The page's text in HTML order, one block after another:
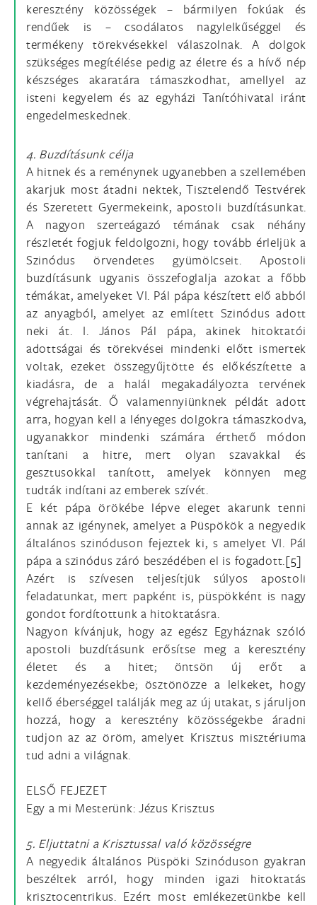
keresztény közösségek – bármilyen fokúak és
rendűek is – csodálatos nagylelkűséggel és
termékeny törekvésekkel válaszolnak. A dolgok
szükséges megítélése pedig az életre és a hívő nép
készséges akaratára támaszkodhat, amellyel az
isteni kegyelem és az egyházi Tanítóhivatal iránt
engedelmeskednek.
4. Buzdításunk célja
A hitnek és a reménynek ugyanebben a szellemében
akarjuk most átadni nektek, Tisztelendő Testvérek
és Szeretett Gyermekeink, apostoli buzdításunkat.
A nagyon szerteágazó témának csak néhány
részletét fogjuk feldolgozni, hogy tovább érleljük a
Szinódus örvendetes gyümölcseit. Apostoli
buzdításunk ugyanis összefoglalja azokat a főbb
témákat, amelyeket VI. Pál pápa készített elő abból
az anyagból, amelyet az említett Szinódus adott
neki át. I. János Pál pápa, akinek hitoktatói
adottságai és törekvései mindenki előtt ismertek
voltak, ezeket összegyűjtötte és előkészítette a
kiadásra, de a halál megakadályozta tervének
végrehajtását. Ő valamennyiünknek példát adott
arra, hogyan kell a lényeges dolgokra támaszkodva,
ugyanakkor mindenki számára érthető módon
tanítani a hitre, mert olyan szavakkal és
gesztusokkal tanított, amelyek könnyen meg
tudták indítani az emberek szívét.
E két pápa örökébe lépve eleget akarunk tenni
annak az igénynek, amelyet a Püspökök a negyedik
általános szinóduson fejeztek ki, s amelyet VI. Pál
pápa a szinódus záró beszédében el is fogadott.[5]
Azért is szívesen teljesítjük súlyos apostoli
feladatunkat, mert papként is, püspökként is nagy
gondot fordítottunk a hitoktatásra.
Nagyon kívánjuk, hogy az egész Egyháznak szóló
apostoli buzdításunk erősítse meg a keresztény
életet és a hitet; öntsön új erőt a
kezdeményezésekbe; ösztönözze a lelkeket, hogy
kellő éberséggel találják meg az új utakat, s járuljon
hozzá, hogy a keresztény közösségekbe áradni
tudjon az az öröm, amelyet Krisztus misztériuma
tud adni a világnak.
ELSŐ FEJEZET
Egy a mi Mesterünk: Jézus Krisztus
5. Eljuttatni a Krisztussal való közösségre
A negyedik általános Püspöki Szinóduson gyakran
beszéltek arról, hogy minden igazi hitoktatás
krisztocentrikus. Ezért most emlékezetünkbe kell